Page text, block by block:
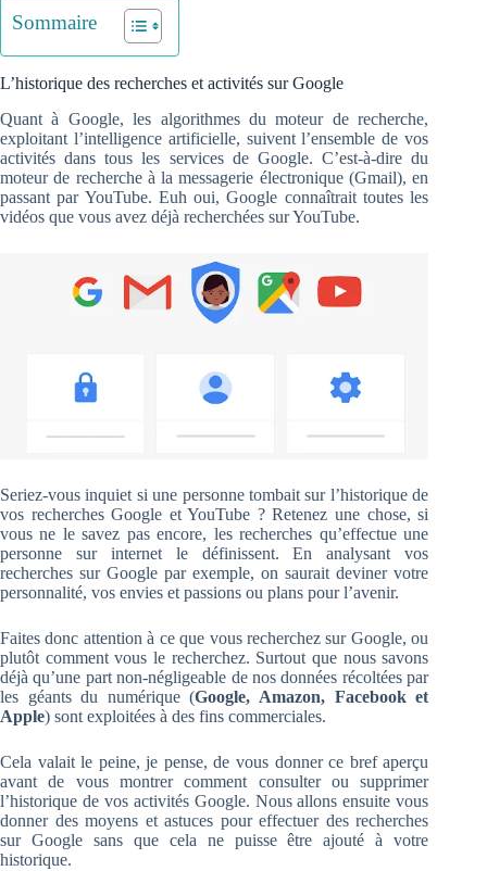
Sommaire
L’historique des recherches et activités sur Google
Quant à Google, les algorithmes du moteur de recherche,
exploitant l’intelligence artificielle, suivent l’ensemble de vos
activités dans tous les services de Google. C’est-à-dire du
moteur de recherche à la messagerie électronique (Gmail), en
passant par YouTube. Euh oui, Google connaîtrait toutes les
vidéos que vous avez déjà recherchées sur YouTube.
Seriez-vous inquiet si une personne tombait sur l’historique de
vos recherches Google et YouTube ? Retenez une chose, si
vous ne le savez pas encore, les recherches qu’effectue une
personne sur internet le définissent. En analysant vos
recherches sur Google par exemple, on saurait deviner votre
personnalité, vos envies et passions ou plans pour l’avenir.
Faites donc attention à ce que vous recherchez sur Google, ou
plutôt comment vous le recherchez. Surtout que nous savons
déjà qu’une part non-négligeable de nos données récoltées par
les géants du numérique (Google, Amazon, Facebook et
Apple) sont exploitées à des fins commerciales.
Cela valait le peine, je pense, de vous donner ce bref aperçu
avant de vous montrer comment consulter ou supprimer
l’historique de vos activités Google. Nous allons ensuite vous
donner des moyens et astuces pour effectuer des recherches
sur Google sans que cela ne puisse être ajouté à votre
historique.